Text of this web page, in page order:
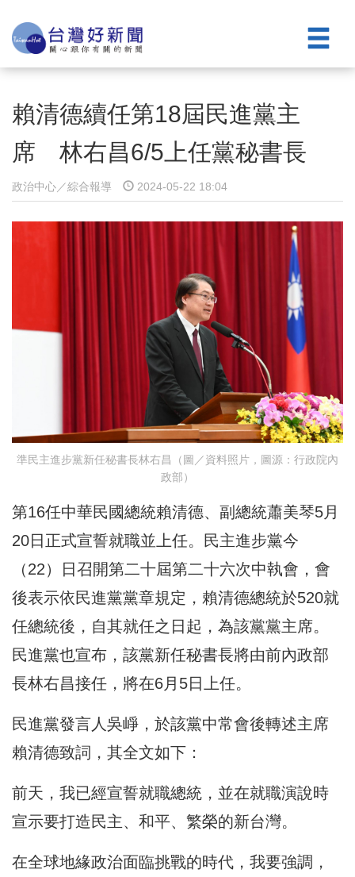
賴清德續任第18屆民進黨主
席 林右昌6/5上任黨秘書長
政治中心／綜合報導 2024-05-22 18:04
準民主進步黨新任秘書長林右昌（圖／資料照片，圖源：行政院內
政部）
第16任中華民國總統賴清德、副總統蕭美琴5月
20日正式宣誓就職並上任。民主進步黨今
（22）日召開第二十屆第二十六次中執會，會
後表示依民進黨黨章規定，賴清德總統於520就
任總統後，自其就任之日起，為該黨黨主席。
民進黨也宣布，該黨新任秘書長將由前內政部
長林右昌接任，將在6月5日上任。
民進黨發言人吳崢，於該黨中常會後轉述主席
賴清德致詞，其全文如下：
前天，我已經宣誓就職總統，並在就職演說時
宣示要打造民主、和平、繁榮的新台灣。
在全球地緣政治面臨挑戰的時代，我要強調，